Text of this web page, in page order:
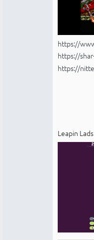
https://
https://
https://
Leapin